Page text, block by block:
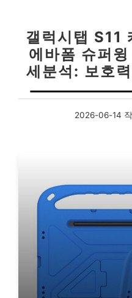
갤럭시탭 S11
에바폼 슈퍼
세분석: 보호
2026-06-14